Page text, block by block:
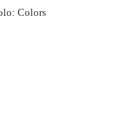
Colors